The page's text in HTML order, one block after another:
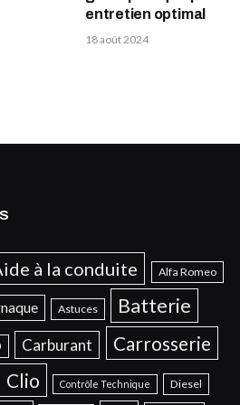
entretien optimal
18 août 2024
à la conduite Alfa Romeo
Astuces Batterie
Carburant Carrosserie
Clio Contrôle Technique Diesel